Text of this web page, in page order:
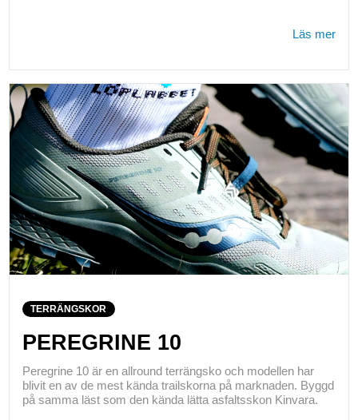
Läs mer
TERRÄNGSKOR
PEREGRINE 10
Peregrine 10 är en allround terrängsko och modellen har
blivit en av de mest kända trailskorna på marknaden. Byggd
på samma läst som den kända lätta asfaltsskon Kinvara.